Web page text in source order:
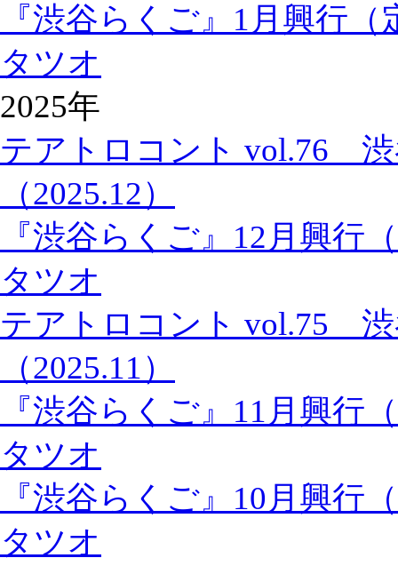
『渋谷らくご』1月興行
タツオ
2025年
テアトロコント vol.76
（2025.12）
『渋谷らくご』12月興行
タツオ
テアトロコント vol.75
（2025.11）
『渋谷らくご』11月興行
タツオ
『渋谷らくご』10月興行
タツオ